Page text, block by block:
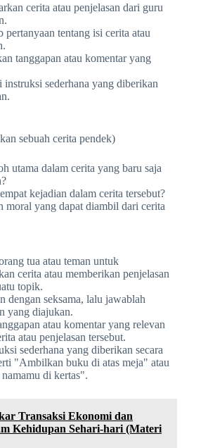
cerita atau penjelasan dari guru
pertanyaan tentang isi cerita atau
tanggapan atau komentar yang
sederhana yang diberikan
sebuah cerita pendek)
utama dalam cerita yang baru saja
kejadian dalam cerita tersebut?
moral yang dapat diambil dari cerita
tua atau teman untuk
cerita atau memberikan penjelasan
topik.
dengan seksama, lalu jawablah
yang diajukan.
atau komentar yang relevan
atau penjelasan tersebut.
sederhana yang diberikan secara
"Ambilkan buku di atas meja" atau
di kertas".
Transaksi Ekonomi dan
Kehidupan Sehari-hari (Materi